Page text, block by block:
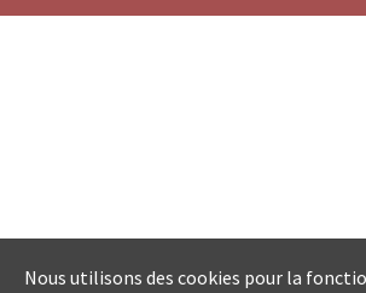
Nous utilisons des cookies pour la